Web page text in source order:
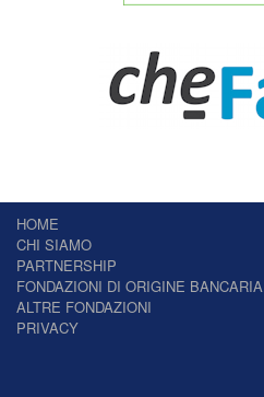
HOME
CHI SIAMO
PARTNERSHIP
FONDAZIONI DI ORIGINE BANCARIA
ALTRE FONDAZIONI
PRIVACY